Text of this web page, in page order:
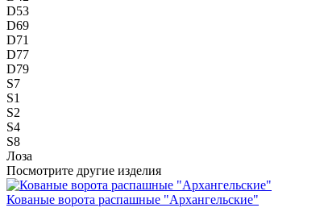
D53
D69
D71
D77
D79
S7
S1
S2
S4
S8
Лоза
Посмотрите другие изделия
Кованые ворота распашные "Архангельские"